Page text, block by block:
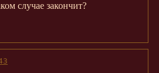
случае закончит?